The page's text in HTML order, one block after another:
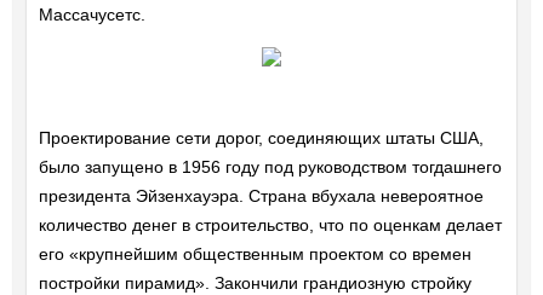
Массачусетс.
Проектирование сети дорог, соединяющих штаты США,
было запущено в 1956 году под руководством тогдашнего
президента Эйзенхауэра. Страна вбухала невероятное
количество денег в строительство, что по оценкам делает
его «крупнейшим общественным проектом со времен
постройки пирамид». Закончили грандиозную стройку